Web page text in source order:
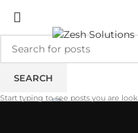
SEARCH
Start typing to see posts you are